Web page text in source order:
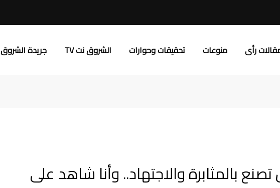
رأى منوعات تحقيقات وحوارات الشروق نت TV جريدة الشروق
بالمثابرة والاجتهاد.. وأنا شاهد على